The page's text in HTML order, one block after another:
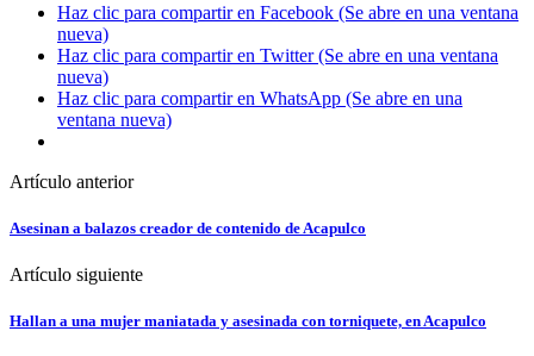
Haz clic para compartir en Facebook (Se abre en una ventana
nueva)
Haz clic para compartir en Twitter (Se abre en una ventana
nueva)
Haz clic para compartir en WhatsApp (Se abre en una
ventana nueva)
Artículo anterior
Asesinan a balazos creador de contenido de Acapulco
Artículo siguiente
Hallan a una mujer maniatada y asesinada con torniquete, en Acapulco